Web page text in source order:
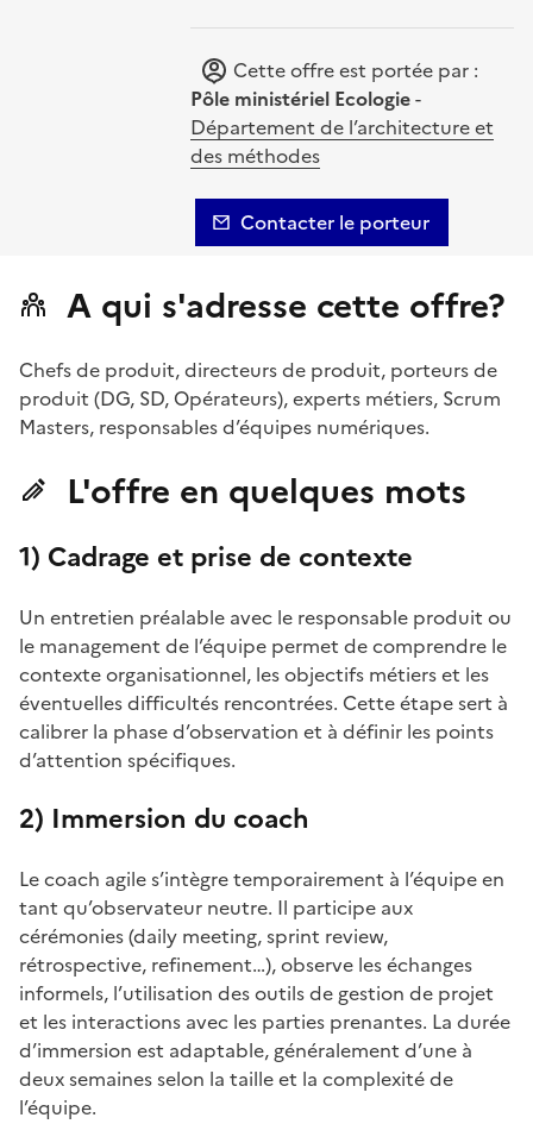
Cette offre est portée par :
Pôle ministériel Ecologie-
Département de l’architecture et
des méthodes
Contacter le porteur
A qui s'adresse cette offre?
Chefs de produit, directeurs de produit, porteurs de
produit (DG, SD, Opérateurs), experts métiers, Scrum
Masters, responsables d’équipes numériques.
L'offre en quelques mots
1) Cadrage et prise de contexte
Un entretien préalable avec le responsable produit ou
le management de l’équipe permet de comprendre le
contexte organisationnel, les objectifs métiers et les
éventuelles difficultés rencontrées. Cette étape sert à
calibrer la phase d’observation et à définir les points
d’attention spécifiques.
2) Immersion du coach
Le coach agile s’intègre temporairement à l’équipe en
tant qu’observateur neutre. Il participe aux
cérémonies (daily meeting, sprint review,
rétrospective, refinement…), observe les échanges
informels, l’utilisation des outils de gestion de projet
et les interactions avec les parties prenantes. La durée
d’immersion est adaptable, généralement d’une à
deux semaines selon la taille et la complexité de
l’équipe.